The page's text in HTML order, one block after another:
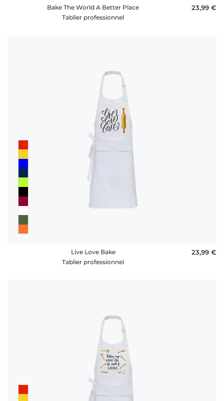
Bake The World A Better Place
Tablier professionnel
23,99 €
Live Love Bake
Tablier professionnel
23,99 €